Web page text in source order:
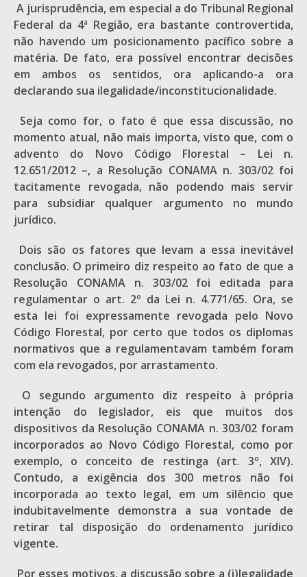
A jurisprudência, em especial a do Tribunal Regional
Federal da 4ª Região, era bastante controvertida,
não havendo um posicionamento pacífico sobre a
matéria. De fato, era possível encontrar decisões
em ambos os sentidos, ora aplicando-a ora
declarando sua ilegalidade/inconstitucionalidade.
Seja como for, o fato é que essa discussão, no
momento atual, não mais importa, visto que, com o
advento do Novo Código Florestal – Lei n.
12.651/2012 –, a Resolução CONAMA n. 303/02 foi
tacitamente revogada, não podendo mais servir
para subsidiar qualquer argumento no mundo
jurídico.
Dois são os fatores que levam a essa inevitável
conclusão. O primeiro diz respeito ao fato de que a
Resolução CONAMA n. 303/02 foi editada para
regulamentar o art. 2º da Lei n. 4.771/65. Ora, se
esta lei foi expressamente revogada pelo Novo
Código Florestal, por certo que todos os diplomas
normativos que a regulamentavam também foram
com ela revogados, por arrastamento.
O segundo argumento diz respeito à própria
intenção do legislador, eis que muitos dos
dispositivos da Resolução CONAMA n. 303/02 foram
incorporados ao Novo Código Florestal, como por
exemplo, o conceito de restinga (art. 3º, XIV).
Contudo, a exigência dos 300 metros não foi
incorporada ao texto legal, em um silêncio que
indubitavelmente demonstra a sua vontade de
retirar tal disposição do ordenamento jurídico
vigente.
Por esses motivos, a discussão sobre a (i)legalidade